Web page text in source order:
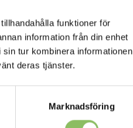
funktioner för
information från din enhet
tur kombinera informationen
deras tjänster.
Marknadsföring